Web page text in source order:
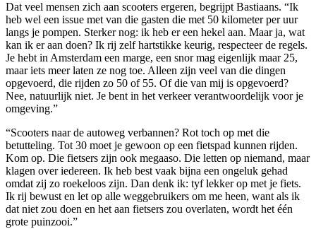
Dat veel mensen zich aan scooters ergeren, begrijpt Bastiaans. “Ik
heb wel een issue met van die gasten die met 50 kilometer per uur
langs je pompen. Sterker nog: ik heb er een hekel aan. Maar ja, wat
kan ik er aan doen? Ik rij zelf hartstikke keurig, respecteer de regels.
Je hebt in Amsterdam een marge, een snor mag eigenlijk maar 25,
maar iets meer laten ze nog toe. Alleen zijn veel van die dingen
opgevoerd, die rijden zo 50 of 55. Of die van mij is opgevoerd?
Nee, natuurlijk niet. Je bent in het verkeer verantwoordelijk voor je
omgeving.”
“Scooters naar de autoweg verbannen? Rot toch op met die
betutteling. Tot 30 moet je gewoon op een fietspad kunnen rijden.
Kom op. Die fietsers zijn ook megaaso. Die letten op niemand, maar
klagen over iedereen. Ik heb best vaak bijna een ongeluk gehad
omdat zij zo roekeloos zijn. Dan denk ik: tyf lekker op met je fiets.
Ik rij bewust en let op alle weggebruikers om me heen, want als ik
dat niet zou doen en het aan fietsers zou overlaten, wordt het één
grote puinzooi.”